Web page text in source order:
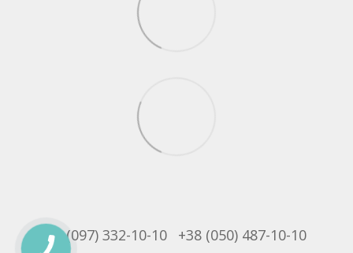
+38 (097) 332-10-10 +38 (050) 487-10-10